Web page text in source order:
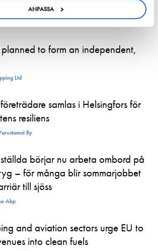
ANPASSA
planned to form an independent,
Ltd
samlas i Helsingfors för
resiliens
Ry
börjar nu arbeta ombord på
– för många blir sommarjobbet
till sjöss
Abp
and aviation sectors urge EU to
into clean fuels